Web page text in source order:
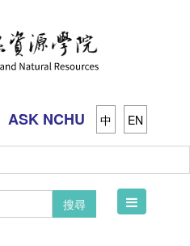
ASK NCHU 中 EN
搜尋
Toggle